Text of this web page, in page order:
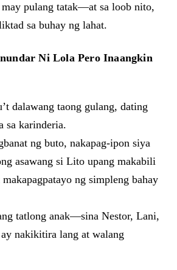
may pulang tatak—at sa loob nito,
sa buhay ng lahat.
Ni Lola Pero Inaangkin
dalawang taong gulang, dating
sa karinderia.
ng buto, nakapag-ipon siya
asawang si Lito upang makabili
ng simpleng bahay
tatlong anak—sina Nestor, Lani,
nakikitira lang at walang